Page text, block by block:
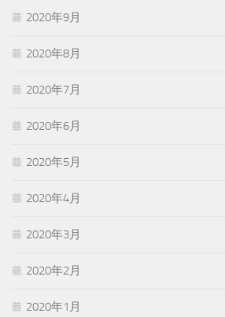
2020年9月
2020年8月
2020年7月
2020年6月
2020年5月
2020年4月
2020年3月
2020年2月
2020年1月